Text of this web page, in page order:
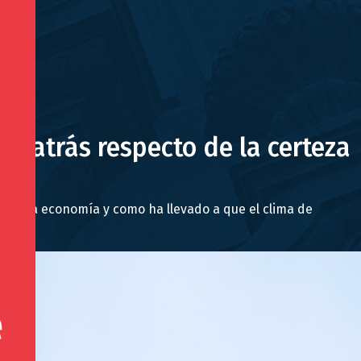
atrás respecto de la certeza
la economía y como ha llevado a que el clima de